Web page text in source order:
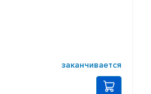
заканчивается